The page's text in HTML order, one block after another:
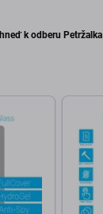
Ihneď k odberu Petržalka